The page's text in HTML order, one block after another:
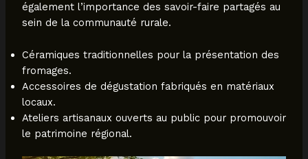
également l’importance des savoir-faire partagés au
sein de la communauté rurale.
Céramiques traditionnelles pour la présentation des
fromages.
Accessoires de dégustation fabriqués en matériaux
locaux.
Ateliers artisanaux ouverts au public pour promouvoir
le patrimoine régional.